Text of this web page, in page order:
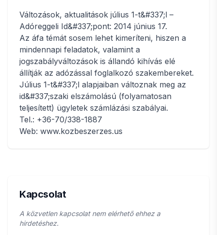
Változások, aktualitások július 1-t&#337;l –
Adóreggeli Id&#337;pont: 2014 június 17.
Az áfa témát sosem lehet kimeríteni, hiszen a
mindennapi feladatok, valamint a
jogszabályváltozások is állandó kihívás elé
állítják az adózással foglalkozó szakembereket.
Július 1-t&#337;l alapjaiban változnak meg az
id&#337;szaki elszámolású (folyamatosan
teljesített) ügyletek számlázási szabályai.
Tel.: +36-70/338-1887
Web: www.kozbeszerzes.us
Kapcsolat
A közvetlen kapcsolat nem elérhető ehhez a
hirdetéshez.